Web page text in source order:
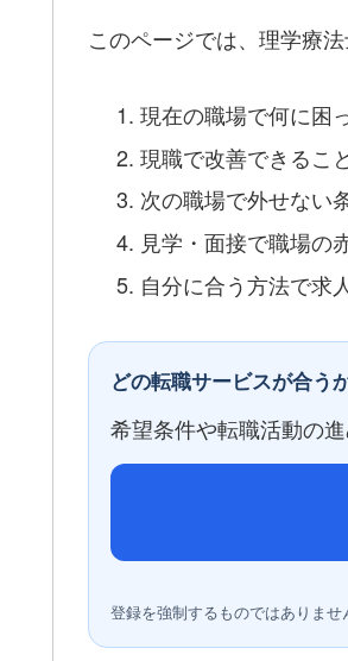
このページでは、理学療
現在の職場で何に困
現職で改善できるこ
次の職場で外せない
見学・面接で職場の
自分に合う方法で求
どの転職サービスが合う
希望条件や転職活動の
登録を強制するものではありませ